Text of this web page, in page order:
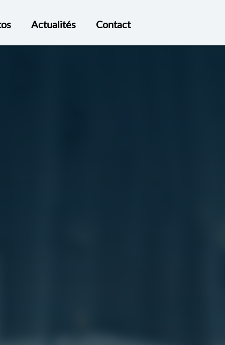
Actualités Contact